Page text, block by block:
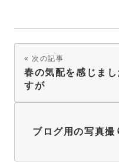
次の記事
春の気配を感じま
すが
ブログ用の写真撮